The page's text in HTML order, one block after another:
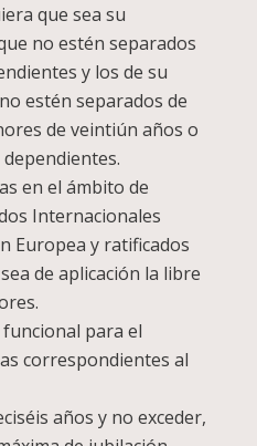
que sea su
no estén separados
y los de su
estén separados de
de veintiún años o
en el ámbito de
Internacionales
Europea y ratificados
de aplicación la libre
funcional para el
correspondientes al
años y no exceder,